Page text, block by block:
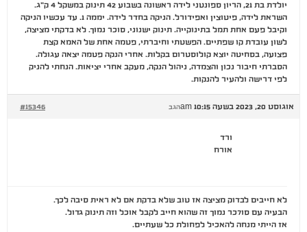
יולדת בת 21, הריון ספונטני לידה ראשונה בשבוע 42 תינוק במשקל 4 ק"ג.
השראת לידה, פיטוצין ואפידורל. הניקה בחדר לידה. יממה 1. עד עכשיו הניקה
וקיבל פעם אחת תמל בתינוקייה. תינוק ישנוני, סוכר נמוך. לא בדקתי מציצה,
לשון עובדת קו שפתיים. הפשטתי וחיברתי, פטמה אחת של האמא קצת
פצועה, בסחיטה יוצא קולוסטרום בקלות. אחרי הנקה פטמה יצאה עגולה.
הסברתי חיבור נכון והצמדה, ניהול הנקה, מעקב אחרי יציאות. הנחתי להניק
לפי דרישה ולהעיר להנקות.
אוגוסט 20, 2023 בשעה 10:15 am #15346 הגב
ורד
אורח
לא חייבים לבדוק מציצה אז טוב שלא בדקת אם לא ראית סיבה לכך.
הבעיה עם סו7כר נמוך זה שהוא חייב לקבל אוכל וזה תינוק גדול.
אז הייתי מנחה להאכיל לפחולת כל שעתיים.